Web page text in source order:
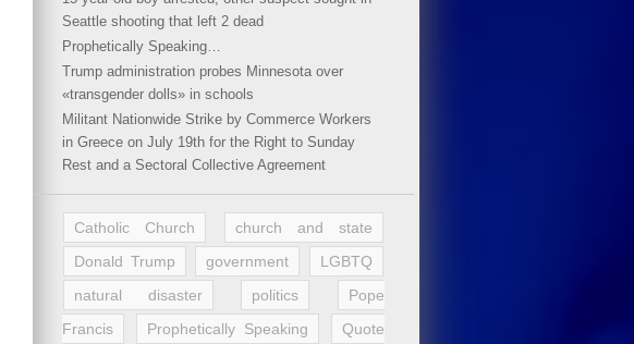
Seattle shooting that left 2 dead
Prophetically Speaking…
Trump administration probes Minnesota over
«transgender dolls» in schools
Militant Nationwide Strike by Commerce Workers
in Greece on July 19th for the Right to Sunday
Rest and a Sectoral Collective Agreement
Catholic Church
church and state
Donald Trump
government
LGBTQ
natural disaster
politics
Pope
Francis
Prophetically Speaking
Quote